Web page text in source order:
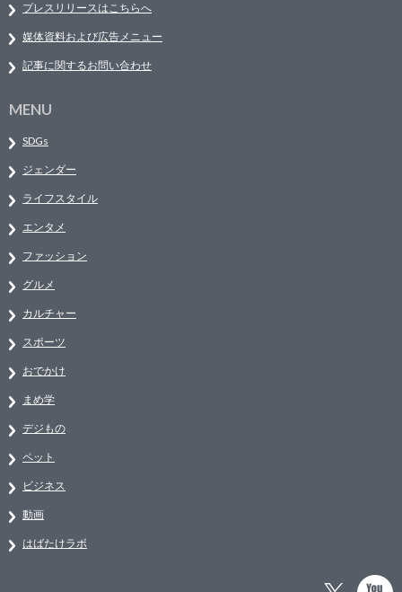
プレスリリースはこちらへ
媒体資料および広告メニュー
記事に関するお問い合わせ
MENU
SDGs
ジェンダー
ライフスタイル
エンタメ
ファッション
グルメ
カルチャー
スポーツ
おでかけ
まめ学
デジもの
ペット
ビジネス
動画
はばたけラボ